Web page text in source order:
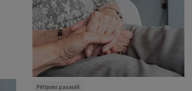
Pētījumi pasaulē